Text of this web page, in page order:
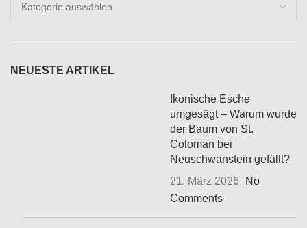
NEUESTE ARTIKEL
Ikonische Esche
umgesägt – Warum wurde
der Baum von St.
Coloman bei
Neuschwanstein gefällt?
21. März 2026
No
Comments